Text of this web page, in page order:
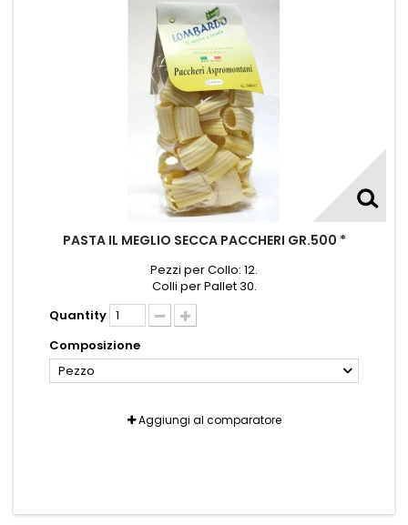
PASTA IL MEGLIO SECCA PACCHERI GR.500 *
Pezzi per Collo: 12.
Colli per Pallet 30.
Quantity
Composizione
Pezzo
Aggiungi al comparatore